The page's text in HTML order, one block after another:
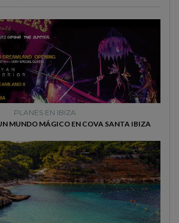
PLANES EN IBIZA
MUNDO MÁGICO EN COVA SANTA IBIZA